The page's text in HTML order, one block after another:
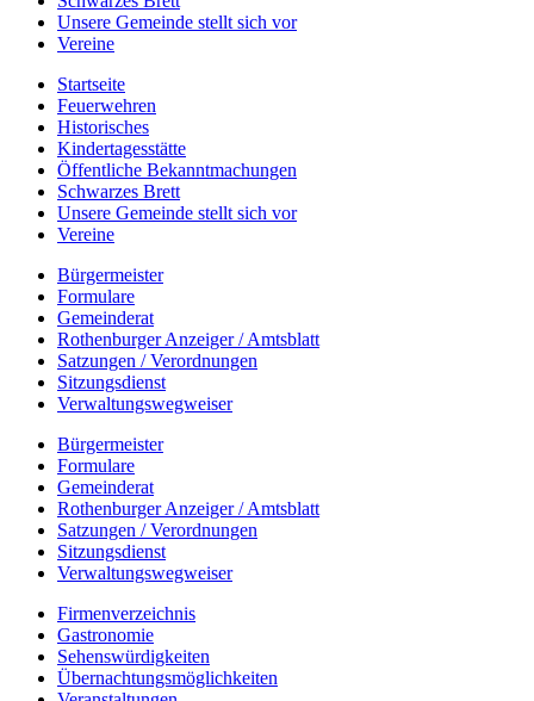
Unsere Gemeinde stellt sich vor
Vereine
Startseite
Feuerwehren
Historisches
Kindertagesstätte
Öffentliche Bekanntmachungen
Schwarzes Brett
Unsere Gemeinde stellt sich vor
Vereine
Bürgermeister
Formulare
Gemeinderat
Rothenburger Anzeiger / Amtsblatt
Satzungen / Verordnungen
Sitzungsdienst
Verwaltungswegweiser
Bürgermeister
Formulare
Gemeinderat
Rothenburger Anzeiger / Amtsblatt
Satzungen / Verordnungen
Sitzungsdienst
Verwaltungswegweiser
Firmenverzeichnis
Gastronomie
Sehenswürdigkeiten
Übernachtungsmöglichkeiten